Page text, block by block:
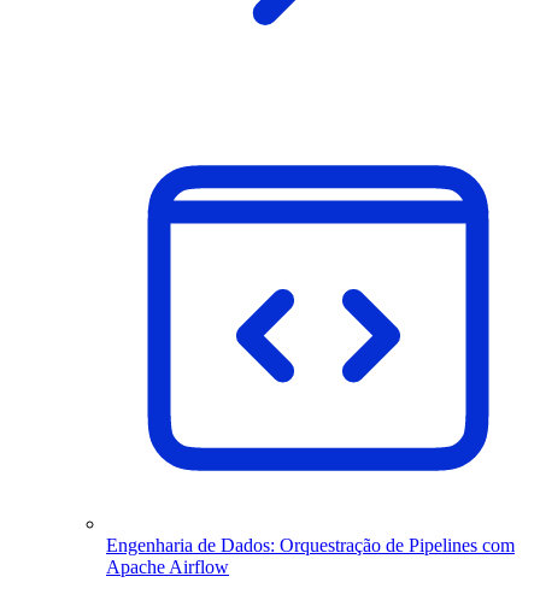
Engenharia de Dados: Orquestração de Pipelines com
Apache Airflow